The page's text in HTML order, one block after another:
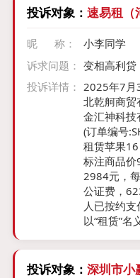
2期月供
000元分
4% 以上全部远超国家监管要求的24%利率上
限属于违
拒绝承担
24%以内
限的全部超
款方案本人
计算证据
投诉对象： 速易租（
昵 称：
小李同学
诉求问题： 变相高利贷
投诉详情： 2025年7月30日， 本人通
北乾舸商贸
金汇神科技
(订单编号
租赁苹果
标注商品
2984元，
公证费，
人已按约
以“租赁”
限。后续
投诉对象： 深圳市小